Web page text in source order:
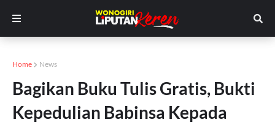
Home News
Bagikan Buku Tulis Gratis, Bukti
Kepedulian Babinsa Kepada